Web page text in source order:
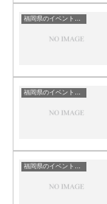
福岡県のイベント会場一覧